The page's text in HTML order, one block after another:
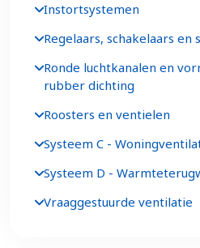
Instortsystemen
Regelaars, schakelaars en
Ronde luchtkanalen en
rubber dichting
Roosters en ventielen
Systeem C -
Systeem D -
Vraaggestuurde ventilatie